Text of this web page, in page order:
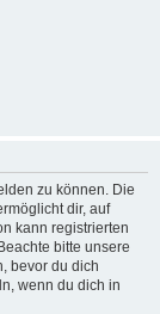
zu können. Die
dir, auf
kann registrierten
bitte unsere
bevor du dich
wenn du dich in